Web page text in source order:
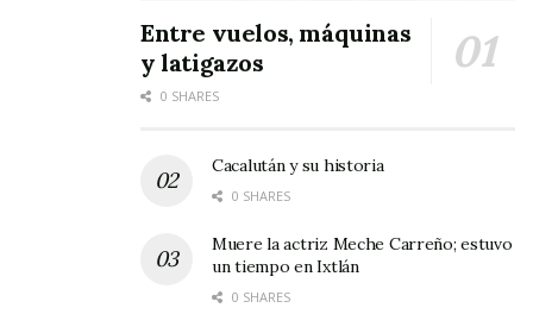
Entre vuelos, máquinas
y latigazos
0 SHARES
Cacalután y su historia
0 SHARES
Muere la actriz Meche Carreño; estuvo
un tiempo en Ixtlán
0 SHARES